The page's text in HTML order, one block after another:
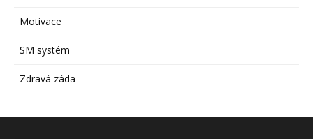
Motivace
SM systém
Zdravá záda